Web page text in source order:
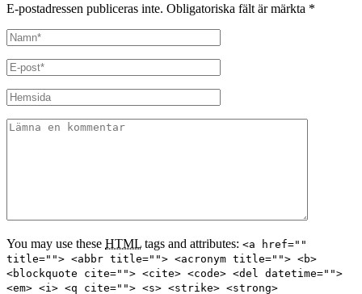
E-postadressen publiceras inte. Obligatoriska fält är märkta *
You may use these HTML tags and attributes: <a href=""
title=""> <abbr title=""> <acronym title=""> <b>
<blockquote cite=""> <cite> <code> <del datetime="">
<em> <i> <q cite=""> <s> <strike> <strong>